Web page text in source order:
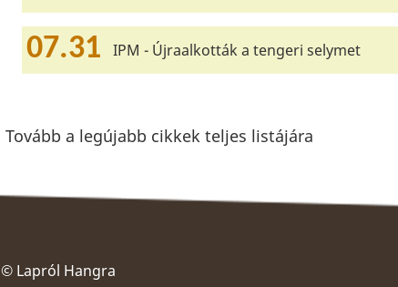
07.31 IPM - Újraalkották a tengeri selymet
Tovább a legújabb cikkek teljes listájára
© Lapról Hangra